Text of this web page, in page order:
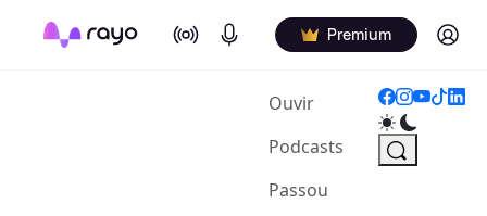
On Air Podcasts Premium Log in
Ouvir(current)
Podcasts
Passou